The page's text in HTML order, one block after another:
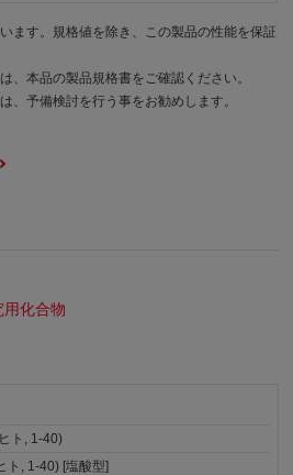
ます。規格値を除き、この製品の性能を保証
、本品の製品規格書をご確認ください。
、予備検討を行う事をお勧めします。
化合物
ト, 1-40)
ト, 1-40) [塩酸型]